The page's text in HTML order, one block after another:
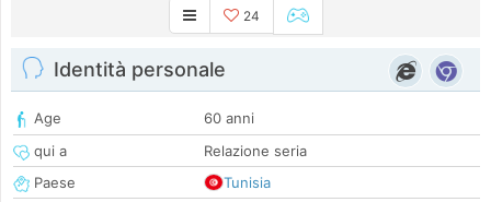
24
Identità personale
Age
60 anni
qui a
Relazione seria
Paese
Tunisia